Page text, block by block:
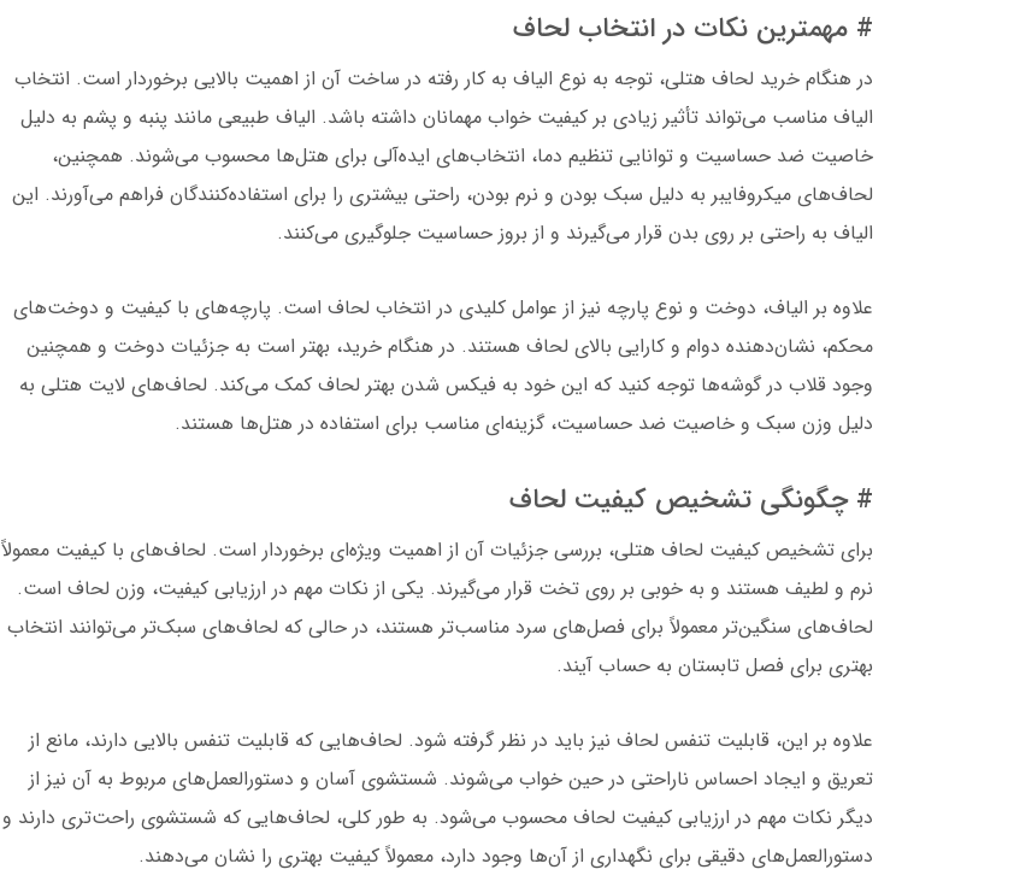
# مهمترین نکات در انتخاب لحاف
در هنگام خرید لحاف هتلی، توجه به نوع الیاف به کار رفته در ساخت آن از اهمیت بالایی برخوردار است. انتخاب
الیاف مناسب می‌تواند تأثیر زیادی بر کیفیت خواب مهمانان داشته باشد. الیاف طبیعی مانند پنبه و پشم به دلیل
خاصیت ضد حساسیت و توانایی تنظیم دما، انتخاب‌های ایده‌آلی برای هتل‌ها محسوب می‌شوند. همچنین،
لحاف‌های میکروفایبر به دلیل سبک بودن و نرم بودن، راحتی بیشتری را برای استفاده‌کنندگان فراهم می‌آورند. این
الیاف به راحتی بر روی بدن قرار می‌گیرند و از بروز حساسیت جلوگیری می‌کنند.
علاوه بر الیاف، دوخت و نوع پارچه نیز از عوامل کلیدی در انتخاب لحاف است. پارچه‌های با کیفیت و دوخت‌های
محکم، نشان‌دهنده دوام و کارایی بالای لحاف هستند. در هنگام خرید، بهتر است به جزئیات دوخت و همچنین
وجود قلاب در گوشه‌ها توجه کنید که این خود به فیکس شدن بهتر لحاف کمک می‌کند. لحاف‌های لایت هتلی به
دلیل وزن سبک و خاصیت ضد حساسیت، گزینه‌ای مناسب برای استفاده در هتل‌ها هستند.
# چگونگی تشخیص کیفیت لحاف
برای تشخیص کیفیت لحاف هتلی، بررسی جزئیات آن از اهمیت ویژه‌ای برخوردار است. لحاف‌های با کیفیت معمولاً
نرم و لطیف هستند و به خوبی بر روی تخت قرار می‌گیرند. یکی از نکات مهم در ارزیابی کیفیت، وزن لحاف است.
لحاف‌های سنگین‌تر معمولاً برای فصل‌های سرد مناسب‌تر هستند، در حالی که لحاف‌های سبک‌تر می‌توانند انتخاب
بهتری برای فصل تابستان به حساب آیند.
علاوه بر این، قابلیت تنفس لحاف نیز باید در نظر گرفته شود. لحاف‌هایی که قابلیت تنفس بالایی دارند، مانع از
تعریق و ایجاد احساس ناراحتی در حین خواب می‌شوند. شستشوی آسان و دستورالعمل‌های مربوط به آن نیز از
دیگر نکات مهم در ارزیابی کیفیت لحاف محسوب می‌شود. به طور کلی، لحاف‌هایی که شستشوی راحت‌تری دارند و
دستورالعمل‌های دقیقی برای نگهداری از آن‌ها وجود دارد، معمولاً کیفیت بهتری را نشان می‌دهند.